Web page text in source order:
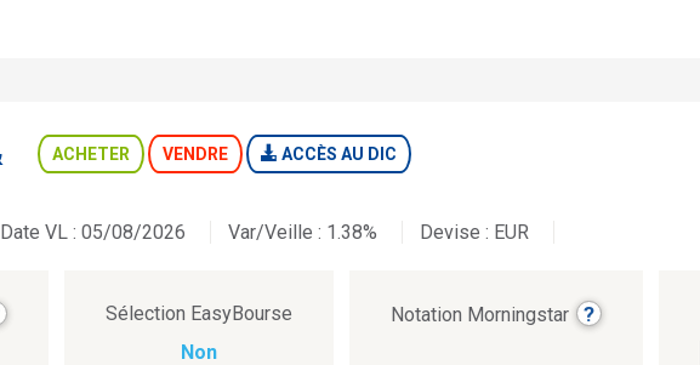
ACHETER VENDRE ACCÈS AU DIC
Date VL : 05/08/2026 Var/Veille : 1.38% Devise : EUR
Sélection EasyBourse
Non
Notation Morningstar ?